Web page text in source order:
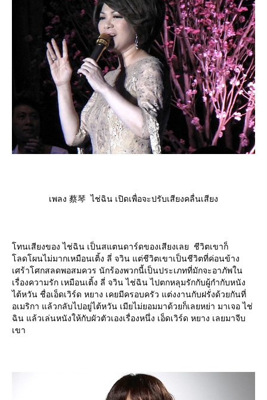
เพลง 蔡琴 ไช่ฉิน เปิดเพื่อจะปรับเสียงคลื่นเสียง
ทนเสียงของ ไช่ฉิน เป็นสแตนดาร์ดของเสียงเลย ชีวิตเขาก็
ลดโผนไม่มากเหมือนเติ้ง ลี่ จวิน แต่ชีวิตเขาเป็นชีวิตที่ค่อนข้าง
เศร้าโศกสลดพอสมควร นักร้องพวกนี้เป็นประเภทที่มักจะอาภัพใน
เรื่องความรัก เหมือนเติ้ง ลี่ จวิน ไช่ฉิน ไปตกหลุมรักกับผู้กำกับหนัง
ไต้หวัน ชื่อเอ็ดเวิร์ด หยาง เคยมีครอบครัว แต่งงานกับฝรั่งด้วยกันที่
อเมริกา แล้วกลับไปอยู่ไต้หวัน เมียไม่ยอมมาด้วยก็เลยหย่า มาเจอ ไช่
ฉิน แล้วเล่นหนังให้กับผัวตัวเองเรื่องหนึ่ง เอ็ดเวิร์ด หยาง เลยมาจีบ
เขา